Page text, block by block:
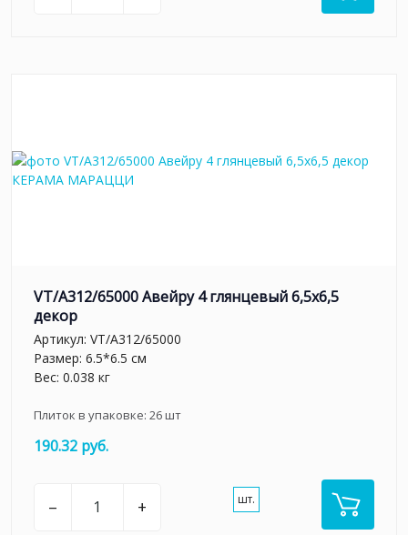
VT/A312/65000 Авейру 4 глянцевый 6,5х6,5
декор
Артикул: VT/A312/65000
Размер: 6.5*6.5 см
Вес: 0.038 кг
Плиток в упаковке: 26шт
190.32 руб.
– + шт.